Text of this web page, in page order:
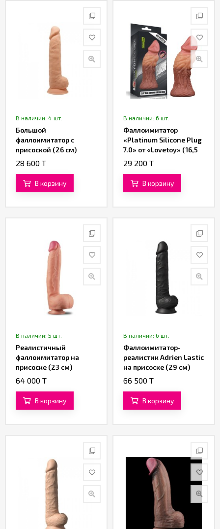
В наличии: 4 шт.
Большой
фаллоимитатор с
присоской (26 см)
28 600 T
В корзину
В наличии: 6 шт.
Фаллоимитатор
«Platinum Silicone Plug
7.0» от «Lovetoy» (16,5
см)
29 200 T
В корзину
В наличии: 5 шт.
Реалистичный
фаллоимитатор на
присоске (23 см)
64 000 T
В корзину
В наличии: 6 шт.
Фаллоимитатор-
реалистик Adrien Lastic
на присоске (29 см)
66 500 T
В корзину